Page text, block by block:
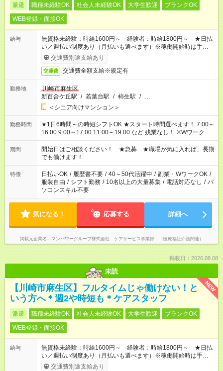
派遣 職種未経験OK 社会人未経験OK 大学生歓迎
ブランクOK
WEB登録・面接OK
給与
無資格未経験：時給1600円～ 経験者：時給1800円～ ★日払
い／週払い制度あり（月払いも選べます）※稼働開始時は手続き
完了次第のお支払いとなります。
交通費別途支給あり
交通費 交通費全額支給※規定有
勤務地
川崎市麻生区
新百合ケ丘駅 / 若葉台駅 / 柿生駅 / …
＜シニア向けマンション＞
勤務時間
★1日6時間～の時短シフトOK ★スタート時間選べます！ 7:00～
16:00 9:00～17:00 11:00～19:00 など 残業なし！ ※Wワークの
場合、他のお仕事と合わせ週40時間超の就業はご案内できませ
ん ※法令に基づき、週20時間以上勤務は社会保険への加入対象
となります ※労働者派遣法（日雇い派遣の原則禁止）により、
短時間・短期間の就業はご案内が難しい場合があります
期間
開始日はご相談ください！ ★急募 ★職場が気に入れば、長期
でも働けます！
特徴 日払いOK / 履歴書不要 / 40～50代活躍中 / 副業・WワークOK /
服装自由 / シフト勤務 / 10名以上の大量募集 / 電話対応なし / パ
ソコンスキル不要
気になる！ 応募する 詳細へ
掲載元企業名 マンパワーグループ株式会社 ケアサービス事業部 （医療福祉介護関連）
掲載日：2026.08.08
未読
NEW
【川崎市麻生区】フルタイムじゃ働けない！と
いう方へ＊週2や時短も＊ケアスタッフ
派遣 職種未経験OK 社会人未経験OK 大学生歓迎
ブランクOK
WEB登録・面接OK
給与
無資格未経験：時給1600円～ 経験者：時給1800円～ ★日払
い／週払い制度あり（月払いも選べます）※稼働開始時は手続き
完了次第のお支払いとなります。
交通費別途支給あり